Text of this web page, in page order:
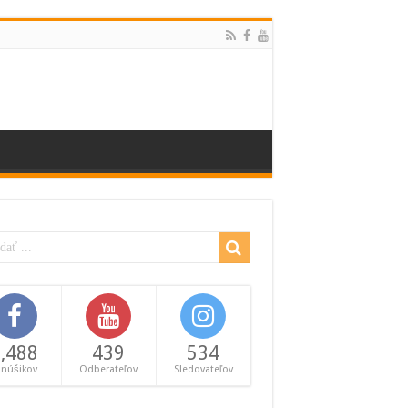
439
Odberateľov
534
Sledovateľov